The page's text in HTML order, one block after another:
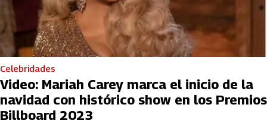
Celebridades
Video: Mariah Carey marca el inicio de la
navidad con histórico show en los Premios
Billboard 2023